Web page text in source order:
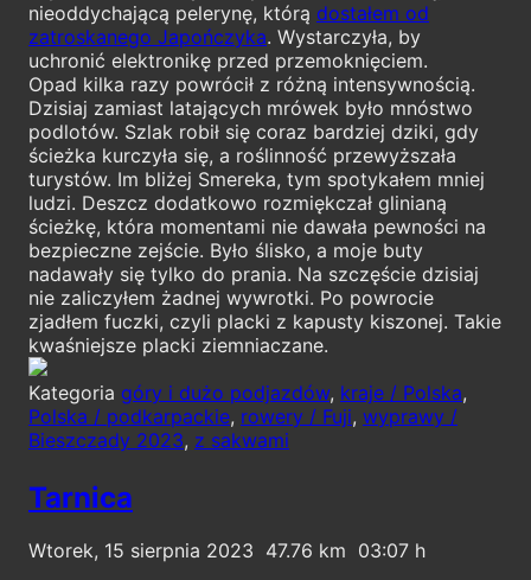
nieoddychającą pelerynę, którą dostałem od
zatroskanego Japończyka. Wystarczyła, by
uchronić elektronikę przed przemoknięciem.
Opad kilka razy powrócił z różną intensywnością.
Dzisiaj zamiast latających mrówek było mnóstwo
podlotów. Szlak robił się coraz bardziej dziki, gdy
ścieżka kurczyła się, a roślinność przewyższała
turystów. Im bliżej Smereka, tym spotykałem mniej
ludzi. Deszcz dodatkowo rozmiękczał glinianą
ścieżkę, która momentami nie dawała pewności na
bezpieczne zejście. Było ślisko, a moje buty
nadawały się tylko do prania. Na szczęście dzisiaj
nie zaliczyłem żadnej wywrotki. Po powrocie
zjadłem fuczki, czyli placki z kapusty kiszonej. Takie
kwaśniejsze placki ziemniaczane.
Kategoria góry i dużo podjazdów, kraje / Polska,
Polska / podkarpackie, rowery / Fuji, wyprawy /
Bieszczady 2023, z sakwami
Tarnica
Wtorek, 15 sierpnia 2023 47.76
03:07